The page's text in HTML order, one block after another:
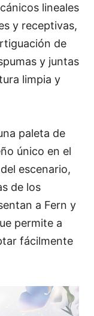
lineales
y receptivas,
de
y juntas
limpia y
paleta de
único en el
escenario,
de los
a Fern y
permite a
fácilmente